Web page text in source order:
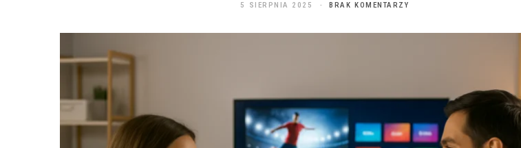
5 SIERPNIA 2025 BRAK KOMENTARZY